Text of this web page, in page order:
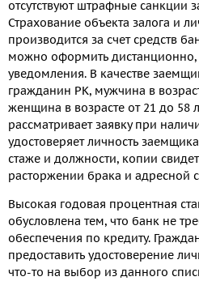
отсутствуют штрафные санкции
Страхование объекта залога и
производится за счет средств
можно оформить дистанционно,
уведомления. В качестве
гражданин РК, мужчина в
женщина в возрасте от 21 до 58
рассматривает заявку при
удостоверяет личность
стаже и должности, копии
расторжении брака и адресной
Высокая годовая процентная
обусловлена тем, что банк не
обеспечения по кредиту.
предоставить удостоверение
что-то на выбор из данного